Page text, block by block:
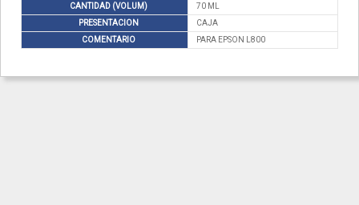
CANTIDAD (VOLUM)
70 ML
PRESENTACION
CAJA
COMENTARIO
PARA EPSON L800